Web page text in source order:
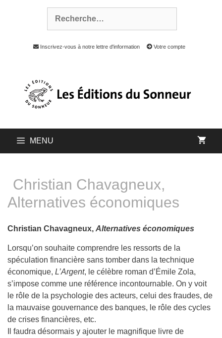
Inscrivez-vous à notre lettre d'information Votre compte
MENU
Christian Chavagneux,
Alternatives économiques
Christian Chavagneux, Alternatives économiques
Lorsqu’on souhaite comprendre les ressorts de la
spéculation financière sans tomber dans la technique
économique, L’Argent, le célèbre roman d’Émile Zola,
s’impose comme une référence incontournable. On y voit
le rôle de la psychologie des acteurs, celui des fraudes, de
la mauvaise gouvernance des banques, le rôle des cycles
de crises financières, etc.
Il faudra désormais y ajouter le magnifique livre de